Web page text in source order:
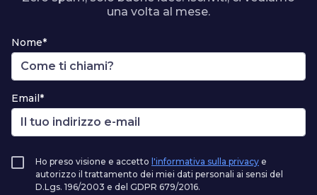
una volta al mese.
Nome*
Email*
Ho preso visione e accetto l'informativa sulla privacy e
autorizzo il trattamento dei miei dati personali ai sensi del
D.Lgs. 196/2003 e del GDPR 679/2016.